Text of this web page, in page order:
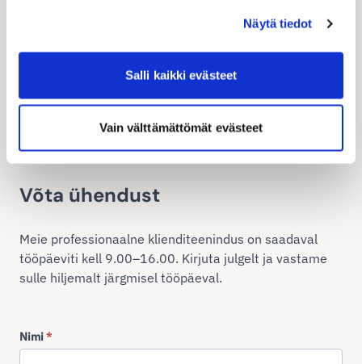
Näytä tiedot
Salli kaikki evästeet
Vain välttämättömät evästeet
Võta ühendust
Meie professionaalne klienditeenindus on saadaval
tööpäeviti kell 9.00–16.00. Kirjuta julgelt ja vastame
sulle hiljemalt järgmisel tööpäeval.
Nimi*